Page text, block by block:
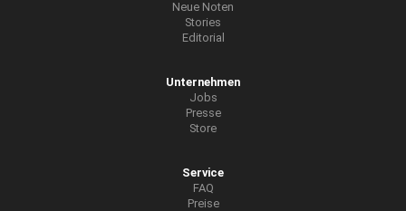
Neue Noten
Stories
Editorial
Unternehmen
Jobs
Presse
Store
Service
FAQ
Preise